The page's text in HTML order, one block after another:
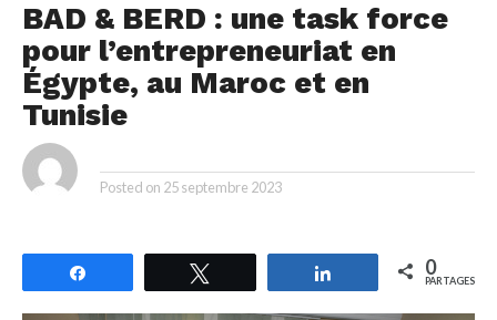
BAD & BERD : une task force
pour l’entrepreneuriat en
Égypte, au Maroc et en
Tunisie
Posted on 25 septembre 2023
Partagez 0
PARTAGES